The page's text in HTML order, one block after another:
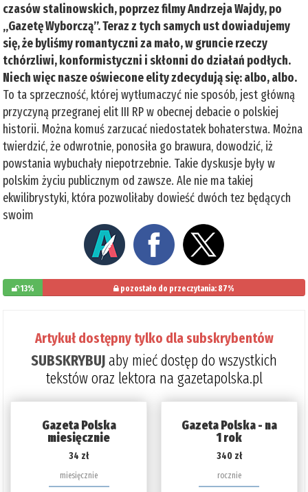
czasów stalinowskich, poprzez filmy Andrzeja Wajdy, po
„Gazetę Wyborczą”. Teraz z tych samych ust dowiadujemy
się, że byliśmy romantyczni za mało, w gruncie rzeczy
tchórzliwi, konformistyczni i skłonni do działań podłych.
Niech więc nasze oświecone elity zdecydują się: albo, albo.
To ta sprzeczność, której wytłumaczyć nie sposób, jest główną
przyczyną przegranej elit III RP w obecnej debacie o polskiej
historii. Można komuś zarzucać niedostatek bohaterstwa. Można
twierdzić, że odwrotnie, ponosiła go brawura, dowodzić, iż
powstania wybuchały niepotrzebnie. Takie dyskusje były w
polskim życiu publicznym od zawsze. Ale nie ma takiej
ekwilibrystyki, która pozwoliłaby dowieść dwóch tez będących
swoim
13% pozostało do przeczytania: 87%
Artykuł dostępny tylko dla subskrybentów
SUBSKRYBUJaby mieć dostęp do wszystkich
tekstów oraz lektora na gazetapolska.pl
Gazeta Polska
miesięcznie
34 zł
miesięcznie
Gazeta Polska - na
1 rok
340 zł
rocznie